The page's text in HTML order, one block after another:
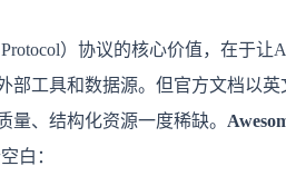
）协议的核心价值，在于让
部工具和数据源。但官方文档以英
量、结构化资源一度稀缺。
白：